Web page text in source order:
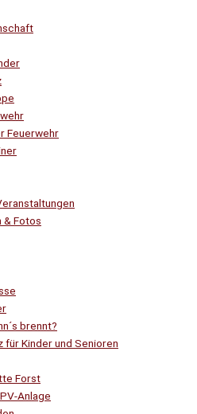
Feuerwehr
& Fotos
brennt?
für Kinder und Senioren
Forst
Anlage